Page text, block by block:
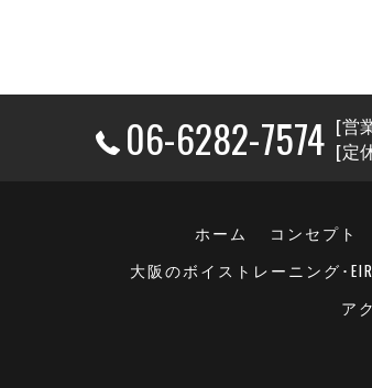
06-6282-7574 [営
[定
ホーム コンセプト
大阪のボイストレーニング･
ア